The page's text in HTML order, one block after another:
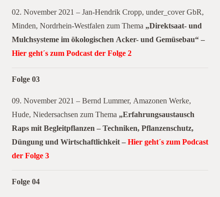
02. November 2021 – Jan-Hendrik Cropp, under_cover GbR,
Minden, Nordrhein-Westfalen zum Thema „Direktsaat- und
Mulchsysteme im ökologischen Acker- und Gemüsebau“ –
Hier geht´s zum Podcast der Folge 2
Folge 03
09. November 2021 – Bernd Lummer, Amazonen Werke,
Hude, Niedersachsen zum Thema „Erfahrungsaustausch
Raps mit Begleitpflanzen – Techniken, Pflanzenschutz,
Düngung und Wirtschaftlichkeit –Hier geht´s zum Podcast
der Folge 3
Folge 04